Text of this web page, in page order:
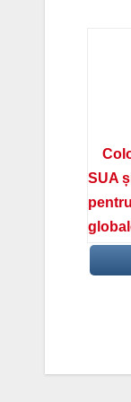
SUA